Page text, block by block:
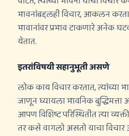
भावनांबद्दलही विचार, आकलन
भावानांवर प्रभाव टाकणारे अनेक
येतात.
इतरांविषयी सहानुभूती असणे
लोक काय विचार करतात, त्यांच्या
जाणून घ्यायला भावनिक
आपण विशिष्ट परिस्थितीत त्या
तर कसे वागलो असतो याचा